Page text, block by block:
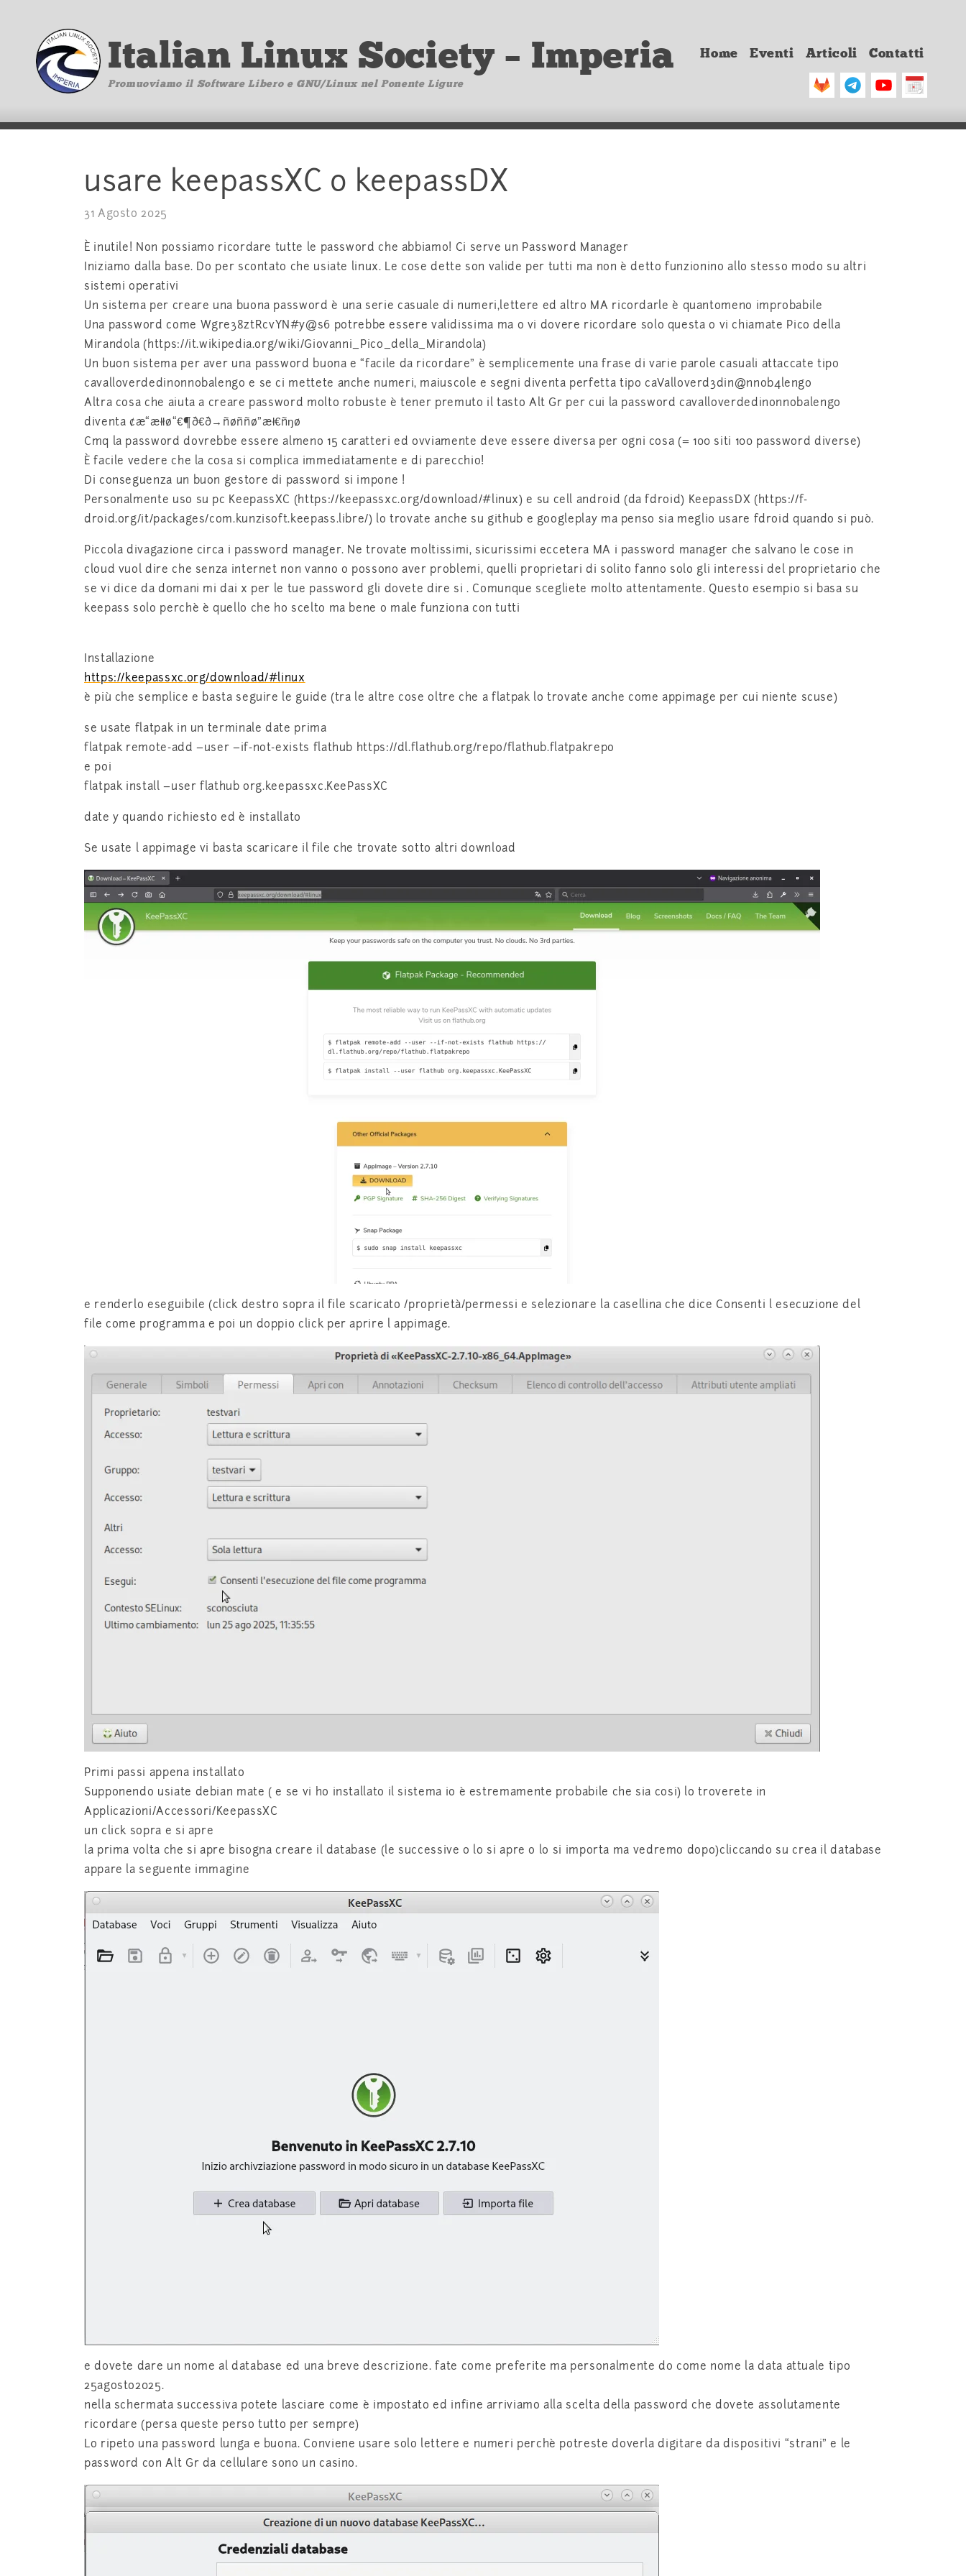
Italian Linux Society – Imperia
Promuoviamo il Software Libero e GNU/Linux nel Ponente Ligure
Home Eventi Articoli Contatti
usare keepassXC o keepassDX
31 Agosto 2025
È inutile! Non possiamo ricordare tutte le password che abbiamo! Ci serve un Password Manager
Iniziamo dalla base. Do per scontato che usiate linux. Le cose dette son valide per tutti ma non è detto funzionino allo stesso modo su altri
sistemi operativi
Un sistema per creare una buona password è una serie casuale di numeri,lettere ed altro MA ricordarle è quantomeno improbabile
Una password come Wgre38ztRcvYN#y@s6 potrebbe essere validissima ma o vi dovere ricordare solo questa o vi chiamate Pico della
Mirandola (https://it.wikipedia.org/wiki/Giovanni_Pico_della_Mirandola)
Un buon sistema per aver una password buona e “facile da ricordare” è semplicemente una frase di varie parole casuali attaccate tipo
cavalloverdedinonnobalengo e se ci mettete anche numeri, maiuscole e segni diventa perfetta tipo caValloverd3din@nnob4lengo
Altra cosa che aiuta a creare password molto robuste è tener premuto il tasto Alt Gr per cui la password cavalloverdedinonnobalengo
diventa ¢æ“æłłø“€¶ð€ð→ñøññø”æł€ñŋø
Cmq la password dovrebbe essere almeno 15 caratteri ed ovviamente deve essere diversa per ogni cosa (= 100 siti 100 password diverse)
È facile vedere che la cosa si complica immediatamente e di parecchio!
Di conseguenza un buon gestore di password si impone !
Personalmente uso su pc KeepassXC (https://keepassxc.org/download/#linux) e su cell android (da fdroid) KeepassDX (https://f-
droid.org/it/packages/com.kunzisoft.keepass.libre/) lo trovate anche su github e googleplay ma penso sia meglio usare fdroid quando si può.
Piccola divagazione circa i password manager. Ne trovate moltissimi, sicurissimi eccetera MA i password manager che salvano le cose in
cloud vuol dire che senza internet non vanno o possono aver problemi, quelli proprietari di solito fanno solo gli interessi del proprietario che
se vi dice da domani mi dai x per le tue password gli dovete dire si . Comunque scegliete molto attentamente. Questo esempio si basa su
keepass solo perchè è quello che ho scelto ma bene o male funziona con tutti
Installazione
https://keepassxc.org/download/#linux
è più che semplice e basta seguire le guide (tra le altre cose oltre che a flatpak lo trovate anche come appimage per cui niente scuse)
se usate flatpak in un terminale date prima
flatpak remote-add –user –if-not-exists flathub https://dl.flathub.org/repo/flathub.flatpakrepo
e poi
flatpak install –user flathub org.keepassxc.KeePassXC
date y quando richiesto ed è installato
Se usate l appimage vi basta scaricare il file che trovate sotto altri download
e renderlo eseguibile (click destro sopra il file scaricato /proprietà/permessi e selezionare la casellina che dice Consenti l esecuzione del
file come programma e poi un doppio click per aprire l appimage.
Primi passi appena installato
Supponendo usiate debian mate ( e se vi ho installato il sistema io è estremamente probabile che sia cosi) lo troverete in
Applicazioni/Accessori/KeepassXC
un click sopra e si apre
la prima volta che si apre bisogna creare il database (le successive o lo si apre o lo si importa ma vedremo dopo)cliccando su crea il database
appare la seguente immagine
e dovete dare un nome al database ed una breve descrizione. fate come preferite ma personalmente do come nome la data attuale tipo
25agosto2025.
nella schermata successiva potete lasciare come è impostato ed infine arriviamo alla scelta della password che dovete assolutamente
ricordare (persa queste perso tutto per sempre)
Lo ripeto una password lunga e buona. Conviene usare solo lettere e numeri perchè potreste doverla digitare da dispositivi “strani” e le
password con Alt Gr da cellulare sono un casino.